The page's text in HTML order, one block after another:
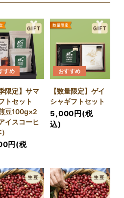
すめ
限定】サマ
トセット
煎豆100g×2
イスコーヒ
円(税
おすすめ
【数量限定】ゲイ
シャギフトセット
5,000円(税
込)